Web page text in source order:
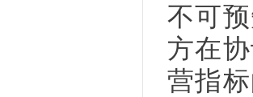
不可
方在
营指